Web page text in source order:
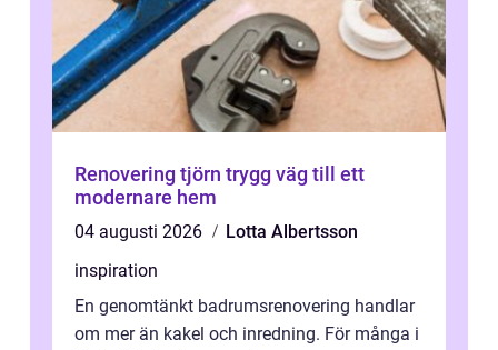
Renovering tjörn trygg väg till ett
modernare hem
04 augusti 2026
Lotta Albertsson
inspiration
En genomtänkt badrumsrenovering handlar
om mer än kakel och inredning. För många i